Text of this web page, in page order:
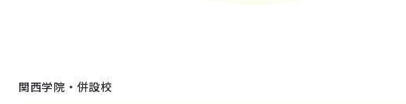
関西学院・併設校